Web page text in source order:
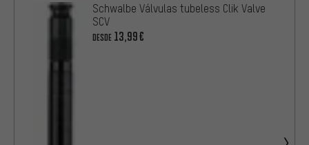
Schwalbe Válvulas tubeless Clik Valve
SCV
DESDE 13,99€